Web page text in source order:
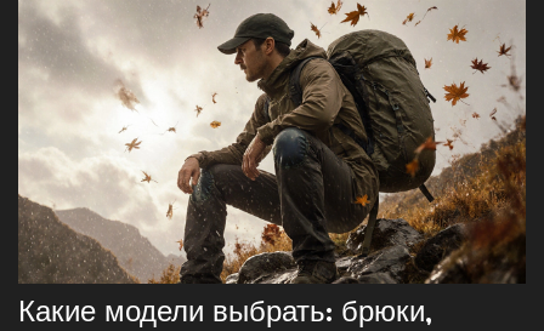
Какие модели выбрать: брюки,